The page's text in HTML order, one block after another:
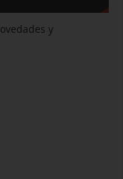
y